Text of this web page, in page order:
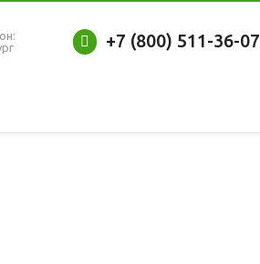
+7 (800) 511-36-07